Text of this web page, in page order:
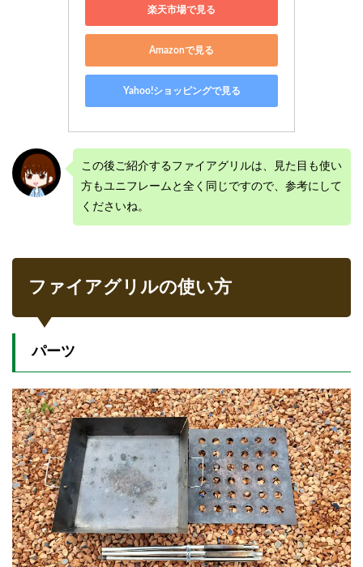
楽天市場で見る
Amazonで見る
Yahoo!ショッピングで見る
この後ご紹介するファイアグリルは、見た目も使い
方もユニフレームと全く同じですので、参考にして
くださいね。
ファイアグリルの使い方
パーツ